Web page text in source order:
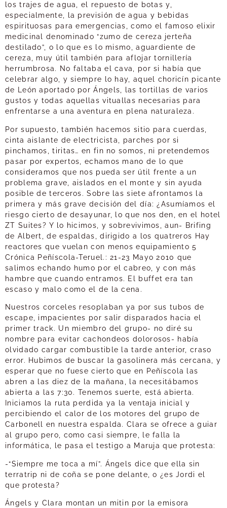
los trajes de agua, el repuesto de botas y,
especialmente, la previsión de agua y bebidas
espirituosas para emergencias, como el famoso elixir
medicinal denominado “zumo de cereza jerteña
destilado”, o lo que es lo mismo, aguardiente de
cereza, muy útil también para aflojar tornillería
herrumbrosa. No faltaba el cava, por si había que
celebrar algo, y siempre lo hay, aquel choricín picante
de León aportado por Ángels, las tortillas de varios
gustos y todas aquellas vituallas necesarias para
enfrentarse a una aventura en plena naturaleza.
Por supuesto, también hacemos sitio para cuerdas,
cinta aislante de electricista, parches por si
pinchamos, tiritas… en fin no somos, ni pretendemos
pasar por expertos, echamos mano de lo que
consideramos que nos pueda ser útil frente a un
problema grave, aislados en el monte y sin ayuda
posible de terceros. Sobre las siete afrontamos la
primera y más grave decisión del día: ¿Asumíamos el
riesgo cierto de desayunar, lo que nos den, en el hotel
ZT Suites? Y lo hicimos, y sobrevivimos, aun- Brifing
de Albert, de espaldas, dirigido a los quatreros Hay
reactores que vuelan con menos equipamiento 5
Crónica Peñíscola-Teruel.: 21-23 Mayo 2010 que
salimos echando humo por el cabreo, y con más
hambre que cuando entramos. El buffet era tan
escaso y malo como el de la cena.
Nuestros corceles resoplaban ya por sus tubos de
escape, impacientes por salir disparados hacia el
primer track. Un miembro del grupo- no diré su
nombre para evitar cachondeos dolorosos- había
olvidado cargar combustible la tarde anterior, craso
error. Hubimos de buscar la gasolinera más cercana, y
esperar que no fuese cierto que en Peñíscola las
abren a las diez de la mañana, la necesitábamos
abierta a las 7:30. Tenemos suerte, está abierta.
Iniciamos la ruta perdida ya la ventaja inicial y
percibiendo el calor de los motores del grupo de
Carbonell en nuestra espalda. Clara se ofrece a guiar
al grupo pero, como casi siempre, le falla la
informática, le pasa el testigo a Maruja que protesta:
-“Siempre me toca a mí”. Ángels dice que ella sin
terratrip ni de coña se pone delante, o ¿es Jordi el
que protesta?
Ángels y Clara montan un mitin por la emisora